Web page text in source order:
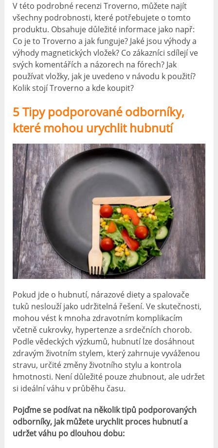
V této podrobné recenzi Troverno, můžete najít
všechny podrobnosti, které potřebujete o tomto
produktu. Obsahuje důležité informace jako např:
Co je to Troverno a jak funguje? Jaké jsou výhody a
výhody magnetických vložek? Co zákazníci sdílejí ve
svých komentářích a názorech na fórech? Jak
používat vložky, jak je uvedeno v návodu k použití?
Kolik stojí Troverno a kde koupit?
5 Tipy podporované odborníky,
které mohou urychlit hubnutí
Pokud jde o hubnutí, nárazové diety a spalovače
tuků neslouží jako udržitelná řešení. Ve skutečnosti,
mohou vést k mnoha zdravotním komplikacím
včetně cukrovky, hypertenze a srdečních chorob.
Podle vědeckých výzkumů, hubnutí lze dosáhnout
zdravým životním stylem, který zahrnuje vyváženou
stravu, určité změny životního stylu a kontrola
hmotnosti. Není důležité pouze zhubnout, ale udržet
si ideální váhu v průběhu času.
Pojďme se podívat na několik tipů podporovaných
odborníky, jak můžete urychlit proces hubnutí a
udržet váhu po dlouhou dobu: